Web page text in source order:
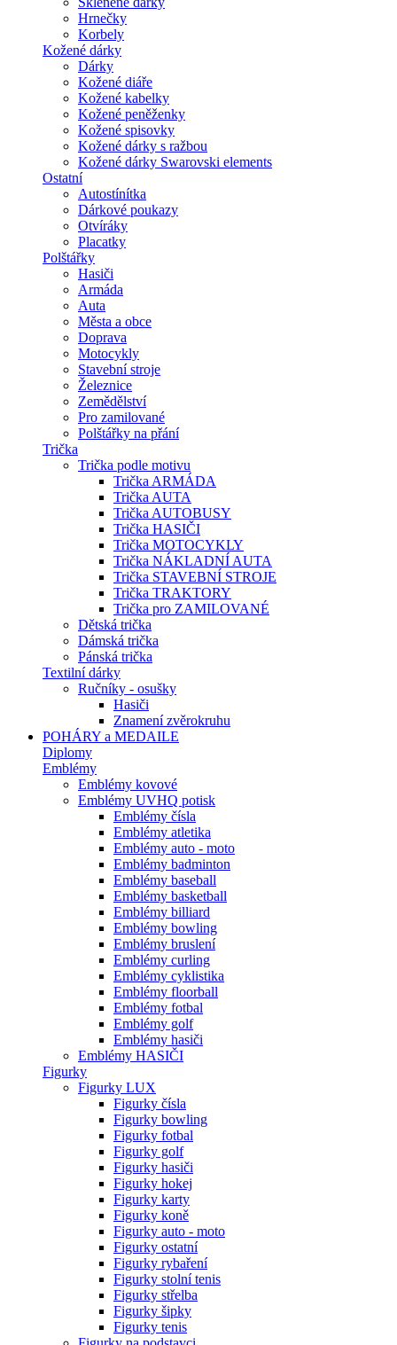
Hrnečky
Korbely
Kožené dárky
Dárky
Kožené diáře
Kožené kabelky
Kožené peněženky
Kožené spisovky
Kožené dárky s ražbou
Kožené dárky Swarovski elements
Ostatní
Autostínítka
Dárkové poukazy
Otvíráky
Placatky
Polštářky
Hasiči
Armáda
Auta
Města a obce
Doprava
Motocykly
Stavební stroje
Železnice
Zemědělství
Pro zamilované
Polštářky na přání
Trička
Trička podle motivu
Trička ARMÁDA
Trička AUTA
Trička AUTOBUSY
Trička HASIČI
Trička MOTOCYKLY
Trička NÁKLADNÍ AUTA
Trička STAVEBNÍ STROJE
Trička TRAKTORY
Trička pro ZAMILOVANÉ
Dětská trička
Dámská trička
Pánská trička
Textilní dárky
Ručníky - osušky
Hasiči
Znamení zvěrokruhu
POHÁRY a MEDAILE
Diplomy
Emblémy
Emblémy kovové
Emblémy UVHQ potisk
Emblémy čísla
Emblémy atletika
Emblémy auto - moto
Emblémy badminton
Emblémy baseball
Emblémy basketball
Emblémy billiard
Emblémy bowling
Emblémy bruslení
Emblémy curling
Emblémy cyklistika
Emblémy floorball
Emblémy fotbal
Emblémy golf
Emblémy hasiči
Emblémy HASIČI
Figurky
Figurky LUX
Figurky čísla
Figurky bowling
Figurky fotbal
Figurky golf
Figurky hasiči
Figurky hokej
Figurky karty
Figurky koně
Figurky auto - moto
Figurky ostatní
Figurky rybaření
Figurky stolní tenis
Figurky střelba
Figurky šipky
Figurky tenis